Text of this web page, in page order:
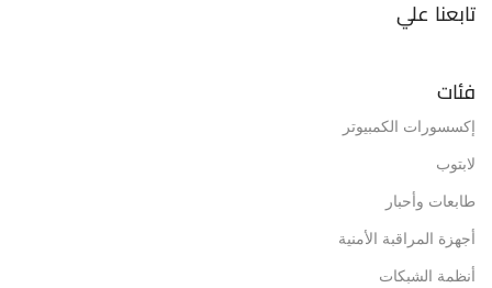
تابعنا علي
فئات
إكسسورات الكمبيوتر
لابتوب
طابعات وأحبار
أجهزة المراقبة الأمنية
أنظمة الشبكات